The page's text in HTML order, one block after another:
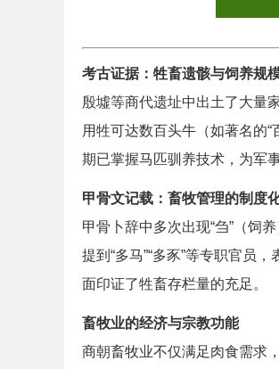
考古证据：牲畜遗骸与饲养规
殷墟等商代遗址中出土了大量
用牲可达数百头牛（如著名的
期已掌握马匹驯养技术，为军
甲骨文记载：畜牧管理的制度
甲骨卜辞中多次出现“刍”（饲
提到“多马”“多豕”等专职官员
面印证了牲畜存栏量的充足。
畜牧业的经济与宗教功能
商朝畜牧业不仅满足肉食需求